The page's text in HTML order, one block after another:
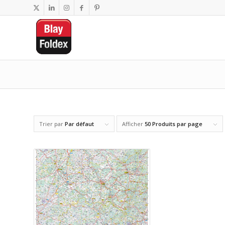
Trier par Par défaut Afficher 50 Produits par page